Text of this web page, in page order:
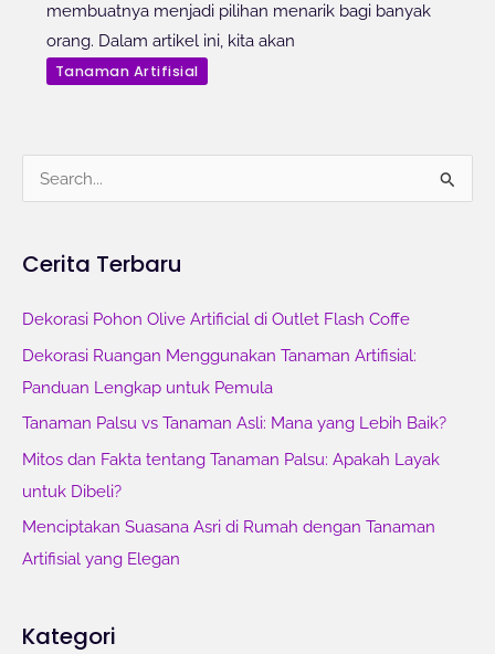
membuatnya menjadi pilihan menarik bagi banyak
orang. Dalam artikel ini, kita akan
Tanaman Artifisial
u
Cerita Terbaru
Dekorasi Pohon Olive Artificial di Outlet Flash Coffe
Dekorasi Ruangan Menggunakan Tanaman Artifisial:
Panduan Lengkap untuk Pemula
Tanaman Palsu vs Tanaman Asli: Mana yang Lebih Baik?
Mitos dan Fakta tentang Tanaman Palsu: Apakah Layak
untuk Dibeli?
Menciptakan Suasana Asri di Rumah dengan Tanaman
Artifisial yang Elegan
Kategori